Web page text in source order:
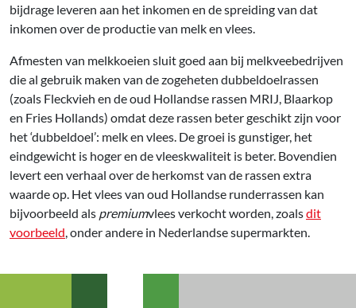
bijdrage leveren aan het inkomen en de spreiding van dat
inkomen over de productie van melk en vlees.
Afmesten van melkkoeien sluit goed aan bij melkveebedrijven
die al gebruik maken van de zogeheten dubbeldoelrassen
(zoals Fleckvieh en de oud Hollandse rassen MRIJ, Blaarkop
en Fries Hollands) omdat deze rassen beter geschikt zijn voor
het ‘dubbeldoel’: melk en vlees. De groei is gunstiger, het
eindgewicht is hoger en de vleeskwaliteit is beter. Bovendien
levert een verhaal over de herkomst van de rassen extra
waarde op. Het vlees van oud Hollandse runderrassen kan
bijvoorbeeld als premiumvlees verkocht worden, zoalsdit
voorbeeld, onder andere in Nederlandse supermarkten.